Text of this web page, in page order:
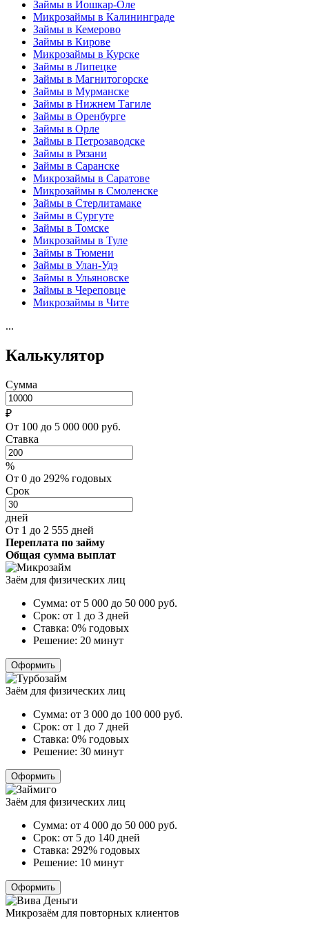
Займы в Йошкар-Оле
Микрозаймы в Калининграде
Займы в Кемерово
Займы в Кирове
Микрозаймы в Курске
Займы в Липецке
Займы в Магнитогорске
Займы в Мурманске
Займы в Нижнем Тагиле
Займы в Оренбурге
Займы в Орле
Займы в Петрозаводске
Займы в Рязани
Займы в Саранске
Микрозаймы в Саратове
Микрозаймы в Смоленске
Займы в Стерлитамаке
Займы в Сургуте
Займы в Томске
Микрозаймы в Туле
Займы в Тюмени
Займы в Улан-Удэ
Займы в Ульяновске
Займы в Череповце
Микрозаймы в Чите
...
Калькулятор
Сумма
₽
От 100 до 5 000 000 руб.
Ставка
%
От 0 до 292% годовых
Срок
дней
От 1 до 2 555 дней
Переплата по займу
Общая сумма выплат
Заём для физических лиц
Сумма: от 5 000 до 50 000 руб.
Срок: от 1 до 3 дней
Ставка: 0% годовых
Решение: 20 минут
Оформить
Заём для физических лиц
Сумма: от 3 000 до 100 000 руб.
Срок: от 1 до 7 дней
Ставка: 0% годовых
Решение: 30 минут
Оформить
Заём для физических лиц
Сумма: от 4 000 до 50 000 руб.
Срок: от 5 до 140 дней
Ставка: 292% годовых
Решение: 10 минут
Оформить
Микрозаём для повторных клиентов